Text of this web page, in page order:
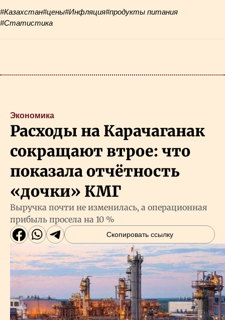
#Казахстан#цены#Инфляция#продукты питания
#Статистика
Экономика
Расходы на Карачаганак
сокращают втрое: что
показала отчётность
«дочки» КМГ
Выручка почти не изменилась, а операционная
прибыль просела на 10 %
Скопировать ссылку